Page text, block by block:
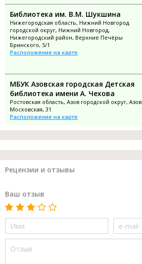
Библиотека им. В.М. Шукшина
Нижегородская область, Нижний Новгород
городской округ, Нижний Новгород,
Нижегородский район, Верхние Печёры
Бринского, 5/1
Расположение на карте
МБУК Азовская городская Детская
библиотека имени А. Чехова
Ростовская область, Азов городской округ, Азов
Московская, 31
Расположение на карте
Рецензии и отзывы
Ваш отзыв